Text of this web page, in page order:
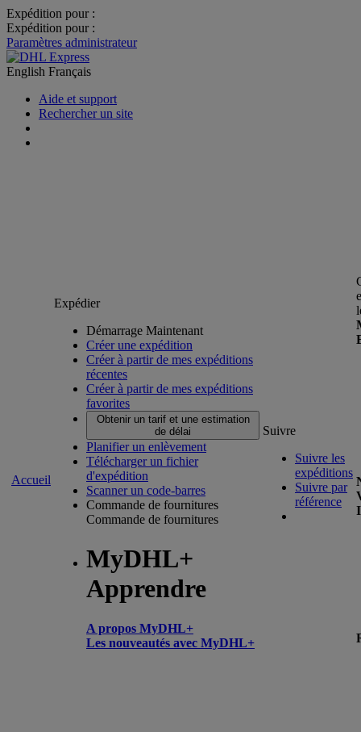
Expédition pour :
Expédition pour :
Paramètres administrateur
English Français
Aide et support
Rechercher un site
Accueil
Expédier
Démarrage Maintenant
Créer une expédition
Créer à partir de mes expéditions
récentes
Créer à partir de mes expéditions
favorites
Obtenir un tarif et une estimation
de délai
Planifier un enlèvement
Télécharger un fichier
d'expédition
Scanner un code-barres
Commande de fournitures
Commande de fournitures
MyDHL+
Apprendre
A propos MyDHL+
Les nouveautés avec MyDHL+
Suivre
Suivre les
expéditions
Suivre par
référence